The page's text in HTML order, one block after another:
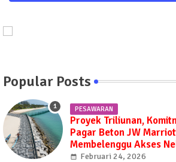
Popular Posts
PESAWARAN
Proyek Triliunan,
Pagar Beton JW
Membelenggu Akses
Februari 24, 2026